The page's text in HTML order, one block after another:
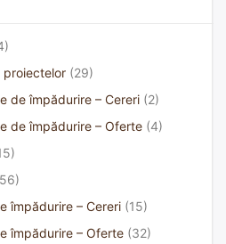
proiectelor (29)
de împădurire – Cereri (2)
de împădurire – Oferte (4)
împădurire – Cereri (15)
împădurire – Oferte (32)